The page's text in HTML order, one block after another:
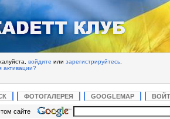
войдите или зарегистрируйтесь
активации?
ФОТОГАЛЕРЕЯ GOOGLEMAP
сайте